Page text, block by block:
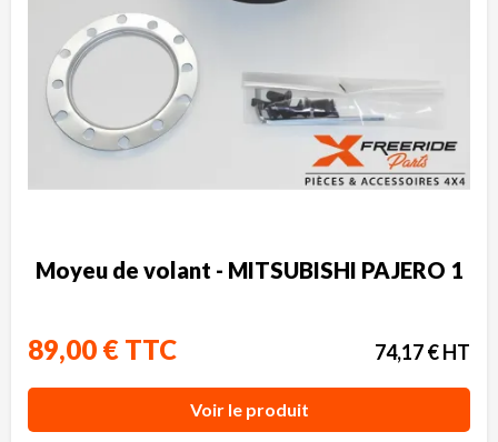
Moyeu de volant - MITSUBISHI PAJERO 1
89,00 € TTC 74,17 € HT
Voir le produit